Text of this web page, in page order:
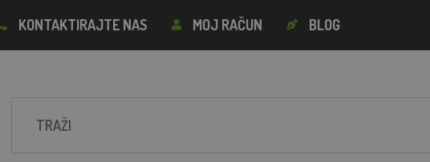
KONTAKTIRAJTE NAS MOJ RAČUN BLOG